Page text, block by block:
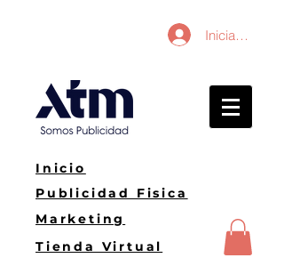
Iniciar sesión
Inicio
Publicidad Fisica
Marketing
Tienda Virtual